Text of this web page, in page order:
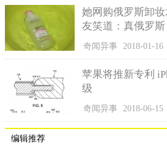
事情的真相，还要从自首电话说起。
有个人打电话自首，说当晚的飞碟
弹，设定好不同的时间不同的方向将闪
了吸引众人的注意，想看看大家对飞碟
置的变化是预料之外的，本来位置都设
的作用，闪光弹的位置发生了变化，所
她网购俄罗斯卸
友笑道：真俄罗斯
奇闻异事 2018-01-16
苹果将推新专利
级
奇闻异事 2018-06-15
编辑推荐